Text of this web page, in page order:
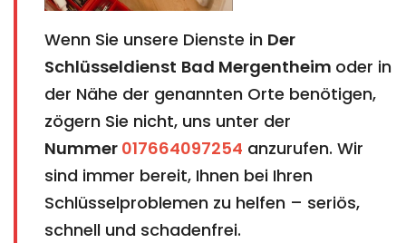
Wenn Sie unsere Dienste in Der
Schlüsseldienst Bad Mergentheim​​​​​​​ oder in
der Nähe der genannten Orte benötigen,
zögern Sie nicht, uns unter der
Nummer 017664097254 anzurufen. Wir
sind immer bereit, Ihnen bei Ihren
Schlüsselproblemen zu helfen – seriös,
schnell und schadenfrei.